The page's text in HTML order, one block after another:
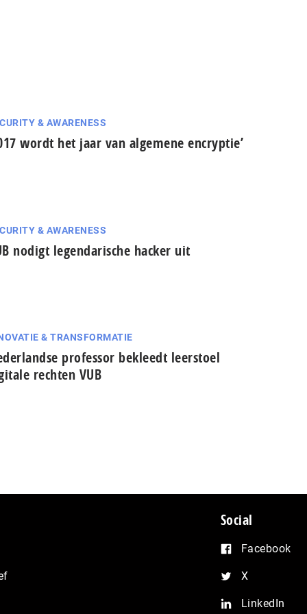
& AWARENESS
wordt het jaar van algemene encryptie’
& AWARENESS
nodigt legendarische hacker uit
& TRANSFORMATIE
professor bekleedt leerstoel
rechten VUB
Social
Facebook
X
LinkedIn